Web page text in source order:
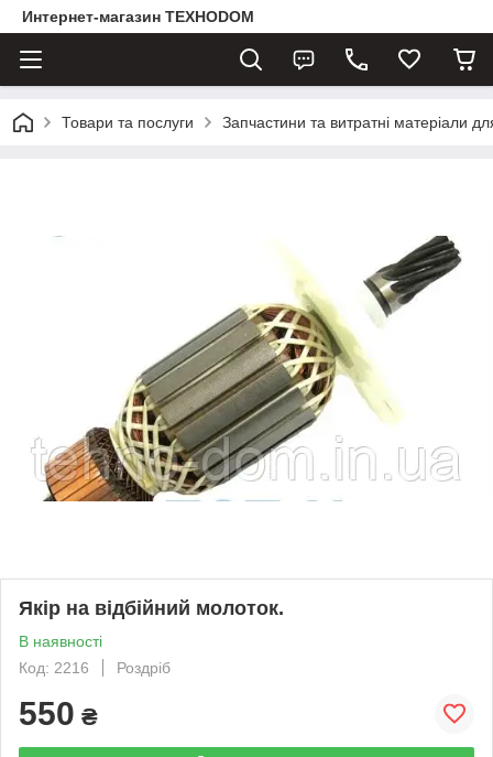
Интернет-магазин ТЕХНОDOM
Товари та послуги Запчастини та витратні матеріали
Якір на відбійний молоток.
В наявності
Код: 2216
Роздріб
550 ₴